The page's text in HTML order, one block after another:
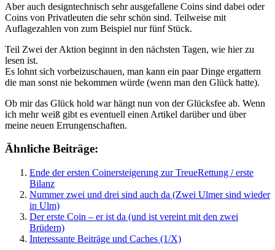
Aber auch designtechnisch sehr ausgefallene Coins sind dabei oder
Coins von Privatleuten die sehr schön sind. Teilweise mit
Auflagezahlen von zum Beispiel nur fünf Stück.
Teil Zwei der Aktion beginnt in den nächsten Tagen, wie hier zu
lesen ist.
Es lohnt sich vorbeizuschauen, man kann ein paar Dinge ergattern
die man sonst nie bekommen würde (wenn man den Glück hatte).
Ob mir das Glück hold war hängt nun von der Glücksfee ab. Wenn
ich mehr weiß gibt es eventuell einen Artikel darüber und über
meine neuen Errungenschaften.
Ähnliche Beiträge:
Ende der ersten Coinersteigerung zur TreueRettung / erste
Bilanz
Nummer zwei und drei sind auch da (Zwei Ulmer sind wieder
in Ulm)
Der erste Coin – er ist da (und ist vereint mit den zwei
Brüdern)
Interessante Beiträge und Caches (1/X)